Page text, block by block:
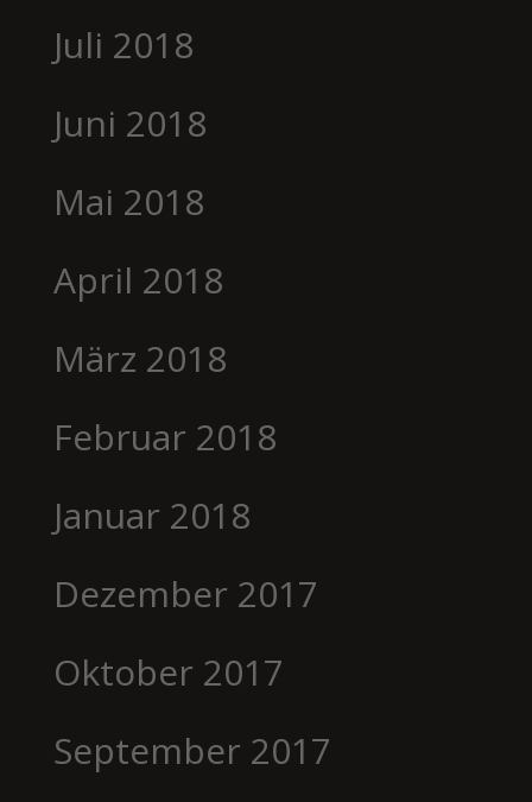
Juli 2018
Juni 2018
Mai 2018
April 2018
März 2018
Februar 2018
Januar 2018
Dezember 2017
Oktober 2017
September 2017